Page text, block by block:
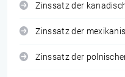
Zinssatz der
Zinssatz der
Zinssatz der